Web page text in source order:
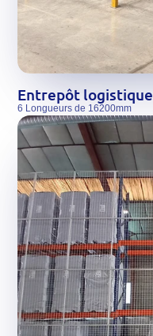
Entrepôt logistique
6 Longueurs de 16200mm